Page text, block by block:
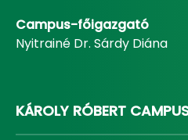
Campus-főigazgató
Nyitrainé Dr. Sárdy Diána
KÁROLY RÓBERT